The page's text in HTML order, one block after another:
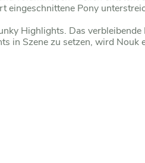
eingeschnittene Pony
Highlights. Das
in Szene zu setzen, wird